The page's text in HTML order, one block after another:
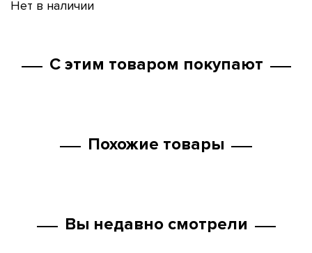
Нет в наличии
С этим товаром покупают
Похожие товары
Вы недавно смотрели